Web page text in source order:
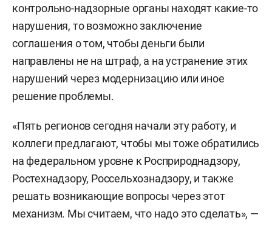
контрольно-надзорные органы находят какие-то
нарушения, то возможно заключение
соглашения о том, чтобы деньги были
направлены не на штраф, а на устранение этих
нарушений через модернизацию или иное
решение проблемы.
«Пять регионов сегодня начали эту работу, и
коллеги предлагают, чтобы мы тоже обратились
на федеральном уровне к Росприроднадзору,
Ростехнадзору, Россельхознадзору, и также
решать возникающие вопросы через этот
механизм. Мы считаем, что надо это сделать», —